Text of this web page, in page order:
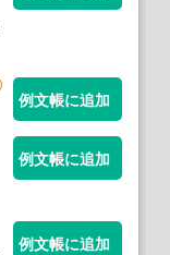
例文帳に追加
例文帳に追加
例文帳に追加